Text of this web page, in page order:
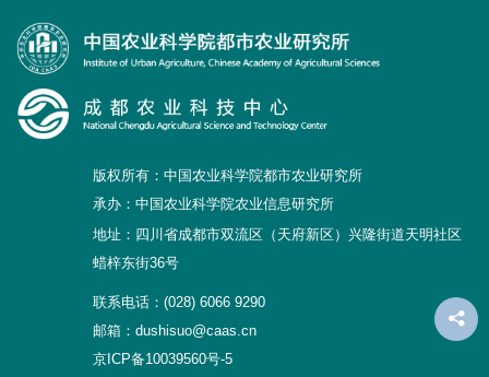
版权所有：中国农业科学院都市农业研究所
承办：中国农业科学院农业信息研究所
地址：四川省成都市双流区（天府新区）兴隆街道天明社区
蜡梓东街36号
联系电话：(028) 6066 9290
邮箱：dushisuo@caas.cn
京ICP备10039560号-5